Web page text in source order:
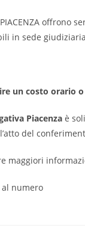
PIACENZA
in sede
un costo orario
Piacenzaè
del
maggiori
numero